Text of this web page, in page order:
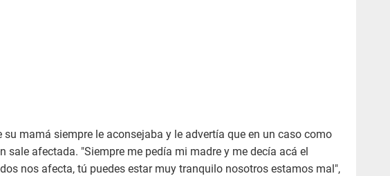
mamá siempre le aconsejaba y le advertía que en un caso como
sale afectada. "Siempre me pedía mi madre y me decía acá el
nos afecta, tú puedes estar muy tranquilo nosotros estamos mal",